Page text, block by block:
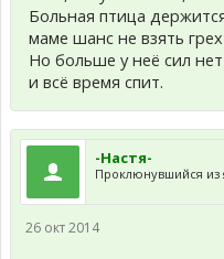
Больная птица
маме шанс не взять
Но больше у неё сил
и всё время спит.
-Настя-
Проклюнувшийся из
26 окт 2014